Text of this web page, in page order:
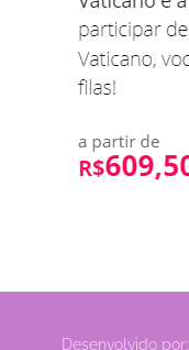
Desenvolvido por: